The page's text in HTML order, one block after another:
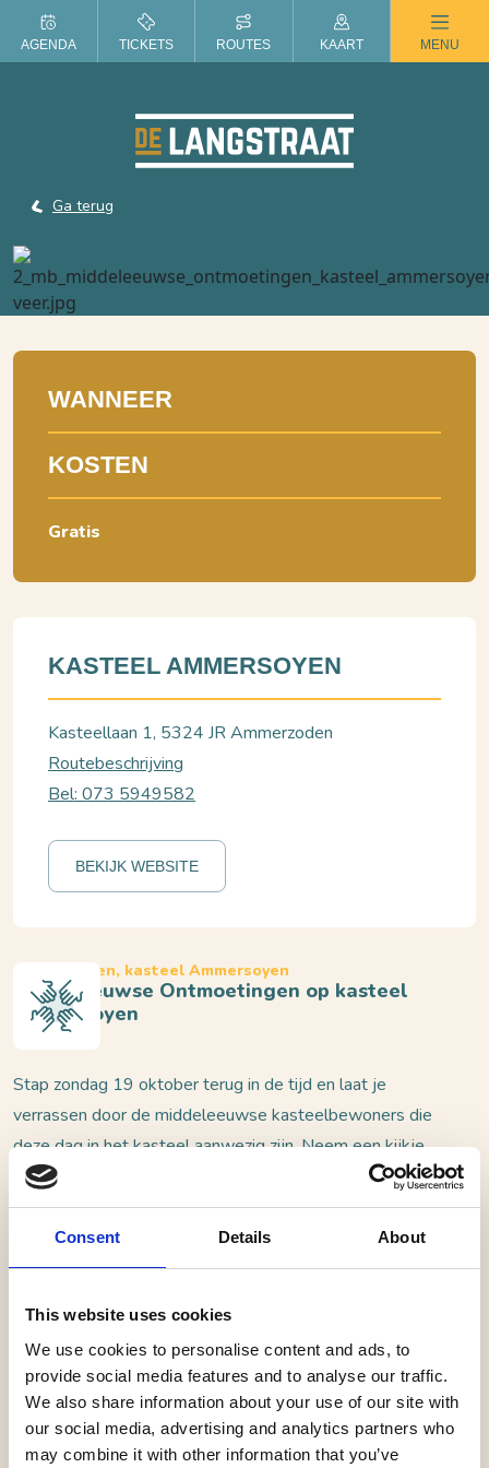
Consent Details About
This website uses cookies
We use cookies to personalise content and ads, to
provide social media features and to analyse our traffic.
We also share information about your use of our site with
our social media, advertising and analytics partners who
may combine it with other information that you’ve
ZOMER IN DE LANGSTRAAT
Ga terug
Ammerzoden, kasteel Ammersoyen
Middeleeuwse Ontmoetingen op kasteel
Ammersoyen
Stap zondag 19 oktober terug in de tijd en laat je
verrassen door de middeleeuwse kasteelbewoners die
deze dag in het kasteel aanwezig zijn. Neem een kijkje
bij de bezigheden van de kasteelbewoners, zoals
handwerken, kalligraferen, schaken en meer! Kinderen
kunnen meedoen aan de workshops en middeleeuwse
spelletjes. Er zijn jonkvrouwen met wie je misschien
dichtbij mee hoe een zwaardgevecht eraan toe gaat! De
Middeleeuwse Ontmoetingen zijn een leuke manier om
kasteel Ammersoyen te ontdekken met het hele gezin.
Deze dag wordt mogelijk gemaakt door re-
WANNEER
KOSTEN
Gratis
KASTEEL AMMERSOYEN
Kasteellaan 1, 5324 JR Ammerzoden
Routebeschrijving
Bel: 073 5949582
BEKIJK WEBSITE
AGENDA TICKETS ROUTES KAART MENU